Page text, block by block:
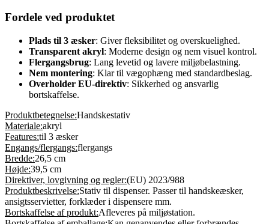
Fordele ved produktet
Plads til 3 æsker: Giver fleksibilitet og overskuelighed.
Transparent akryl: Moderne design og nem visuel kontrol.
Flergangsbrug: Lang levetid og lavere miljøbelastning.
Nem montering: Klar til vægophæng med standardbeslag.
Overholder EU-direktiv: Sikkerhed og ansvarlig
bortskaffelse.
Produktbetegnelse:Handskestativ
Materiale:akryl
Features:til 3 æsker
Engangs/flergangs:flergangs
Bredde:26,5 cm
Højde:39,5 cm
Direktiver, lovgivning og regler:(EU) 2023/988
Produktbeskrivelse:Stativ til dispenser. Passer til handskeæsker,
ansigtsservietter, forklæder i dispensere mm.
Bortskaffelse af produkt:Afleveres på miljøstation.